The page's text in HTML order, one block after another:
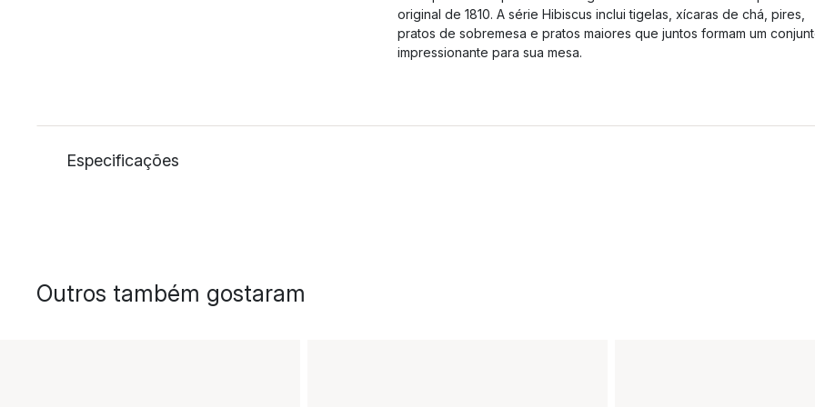
original de 1810. A série Hibiscus inclui tigelas, xícaras de chá, pires,
pratos de sobremesa e pratos maiores que juntos formam um
impressionante para sua mesa.
Especificações
Outros também gostaram